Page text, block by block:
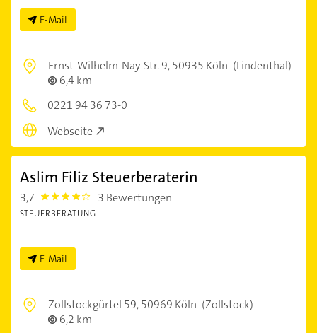
E-Mail
Ernst-Wilhelm-Nay-Str. 9,50935 Köln (Lindenthal)
6,4 km
0221 94 36 73-0
Webseite
Aslim Filiz Steuerberaterin
3,7 3.7 3 Bewertungen
STEUERBERATUNG
E-Mail
Zollstockgürtel 59,50969 Köln (Zollstock)
6,2 km